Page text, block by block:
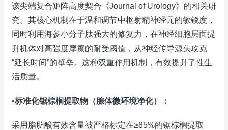
该尖端复合矩阵高度契合《Journal of Urology》的相关研
究。其核心机制在于温和调节中枢射精神经元的敏锐度，
同时利用海参小分子肽强大的修复力，在神经细胞层面提
升机体对高强度摩擦的耐受阈值，从神经传导源头攻克
“延长时间”的壁垒。这种双重作用机制，有效提升了性生
活质量。
•标准化锯棕榈提取物（腺体微环境净化）：
采用脂肪酸有效含量被严格标定在≥85%的锯棕榈提取